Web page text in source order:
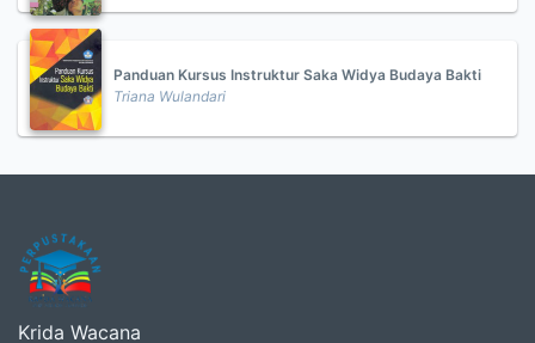
Panduan Kursus Instruktur Saka Widya Budaya Bakti
Triana Wulandari
Krida Wacana